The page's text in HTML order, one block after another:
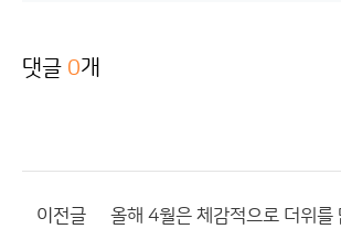
댓글 0개
이전글 올해 4월은 체감적으로 더위를